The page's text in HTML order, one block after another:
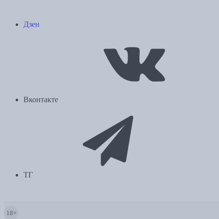
Дзен
Вконтакте
ТГ
18+